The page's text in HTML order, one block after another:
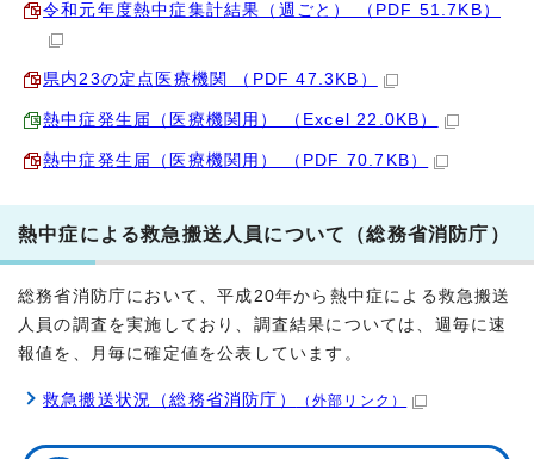
令和元年度熱中症集計結果（週ごと） （PDF 51.7KB）
県内23の定点医療機関 （PDF 47.3KB）
熱中症発生届（医療機関用） （Excel 22.0KB）
熱中症発生届（医療機関用） （PDF 70.7KB）
熱中症による救急搬送人員について（総務省消防庁）
総務省消防庁において、平成20年から熱中症による救急搬送
人員の調査を実施しており、調査結果については、週毎に速
報値を、月毎に確定値を公表しています。
救急搬送状況（総務省消防庁） （外部リンク）